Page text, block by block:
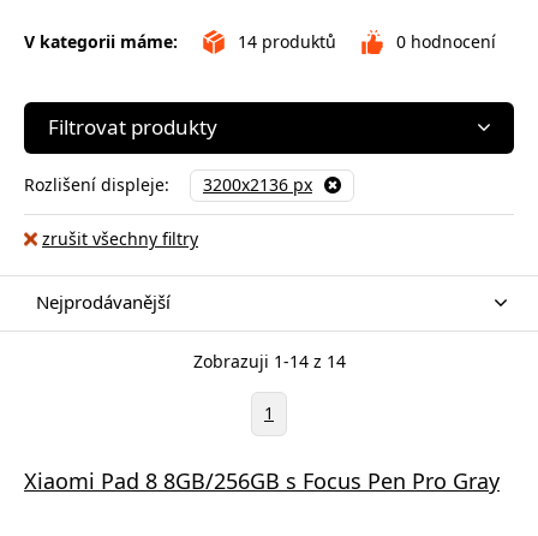
V kategorii máme: 14 produktů 0 hodnocení
Filtrovat produkty
Rozlišení displeje: 3200x2136 px
zrušit všechny filtry
Nejprodávanější
Zobrazuji 1-14 z 14
1
Xiaomi Pad 8 8GB/256GB s Focus Pen Pro Gray